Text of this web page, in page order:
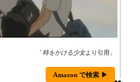
「時をかける少女より引用」
Amazon で検索 ▶